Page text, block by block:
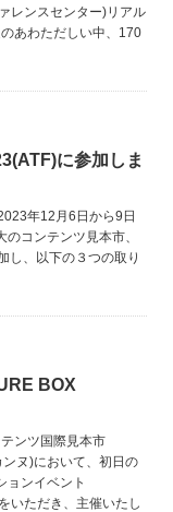
レンスセンター)リアル
あわただしい中、170
に参加しま
年12月6日から9日
コンテンツ見本市、
し、以下の３つの取り
BOX
ンツ国際見本市
ヌ)において、初日の
ョンイベント
いただき、主催いたし